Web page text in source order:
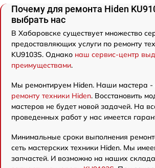
Почему для ремонта Hiden
выбрать нас
В Хабаровске существует множество
предоставляющих услуги по ремонту
KU9103S. Однако наш сервис-центр
преимуществами.
Мы ремонтируем Hiden. Наши мастера -
ремонту техники Hiden. Восстановить
мастеров не будет новой задачей. На
проведенных работ у нас имеется
Минимальные сроки выполнения
сеть мастерских техники Hiden. Мы
запчастей. И возможно на наших